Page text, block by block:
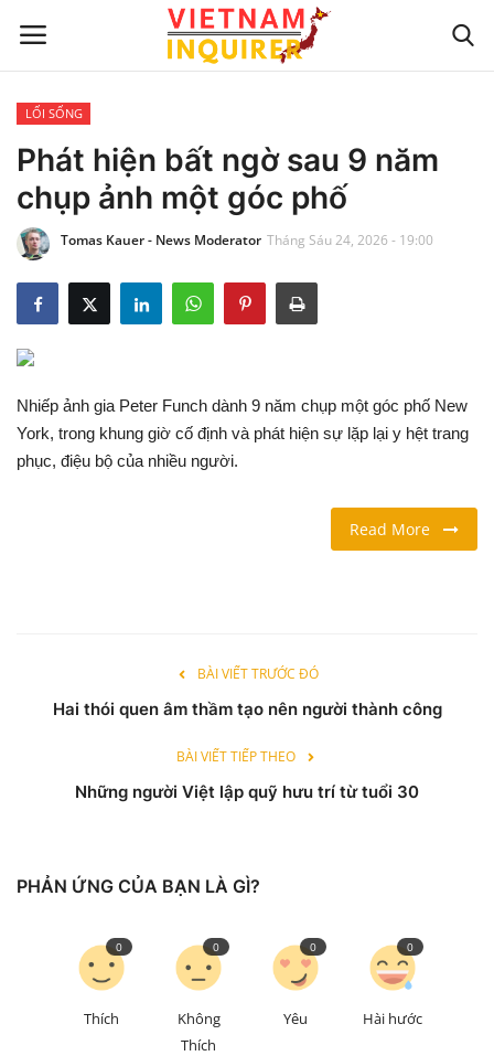
Trang chủ
Liên hệ
TIN TỨC THẾ GIỚI
CẬP NHẬT
CÔNG NGHỆ
Ngôn ngữ
Vietnamese
LỐI SỐNG
Phát hiện bất ngờ sau 9 năm
chụp ảnh một góc phố
Tomas Kauer - News Moderator Tháng Sáu 24, 2026 - 19:00
Nhiếp ảnh gia Peter Funch dành 9 năm chụp một góc phố New
York, trong khung giờ cố định và phát hiện sự lặp lại y hệt trang
phục, điệu bộ của nhiều người.
Read More
BÀI VIẾT TRƯỚC ĐÓ
Hai thói quen âm thầm tạo nên người thành công
BÀI VIẾT TIẾP THEO
Những người Việt lập quỹ hưu trí từ tuổi 30
PHẢN ỨNG CỦA BẠN LÀ GÌ?
Thích
0
Không
Thích
0
Yêu
0
Hài hước
0